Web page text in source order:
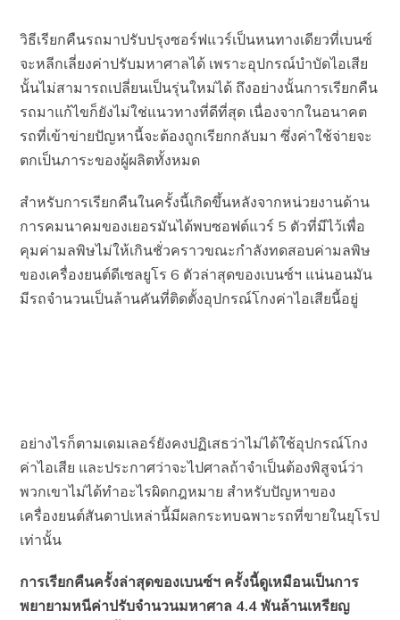
วิธีเรียกคืนรถมาปรับปรุงซอร์ฟแวร์เป็นหนทางเดียวที่เบนซ์
จะหลีกเลี่ยงค่าปรับมหาศาลได้ เพราะอุปกรณ์บำบัดไอเสีย
นั้นไม่สามารถเปลี่ยนเป็นรุ่นใหม่ได้ ถึงอย่างนั้นการเรียกคืน
รถมาแก้ไขก็ยังไม่ใช่แนวทางที่ดีที่สุด เนื่องจากในอนาคต
รถที่เข้าข่ายปัญหานี้จะต้องถูกเรียกกลับมา ซึ่งค่าใช้จ่ายจะ
ตกเป็นภาระของผู้ผลิตทั้งหมด
สำหรับการเรียกคืนในครั้งนี้เกิดขึ้นหลังจากหน่วยงานด้าน
การคมนาคมของเยอรมันได้พบซอฟต์แวร์ 5 ตัวที่มีไว้เพื่อ
คุมค่ามลพิษไม่ให้เกินชั่วคราวขณะกำลังทดสอบค่ามลพิษ
ของเครื่องยนต์ดีเซลยูโร 6 ตัวล่าสุดของเบนซ์ฯ แน่นอนมัน
มีรถจำนวนเป็นล้านคันที่ติดตั้งอุปกรณ์โกงค่าไอเสียนี้อยู่
อย่างไรก็ตามเดมเลอร์ยังคงปฏิเสธว่าไม่ได้ใช้อุปกรณ์โกง
ค่าไอเสีย และประกาศว่าจะไปศาลถ้าจำเป็นต้องพิสูจน์ว่า
พวกเขาไม่ได้ทำอะไรผิดกฎหมาย สำหรับปัญหาของ
เครื่องยนต์สันดาปเหล่านี้มีผลกระทบฉพาะรถที่ขายในยุโรป
เท่านั้น
การเรียกคืนครั้งล่าสุดของเบนซ์ฯ ครั้งนี้ดูเหมือนเป็นการ
พยายามหนีค่าปรับจำนวนมหาศาล 4.4 พันล้านเหรียญ